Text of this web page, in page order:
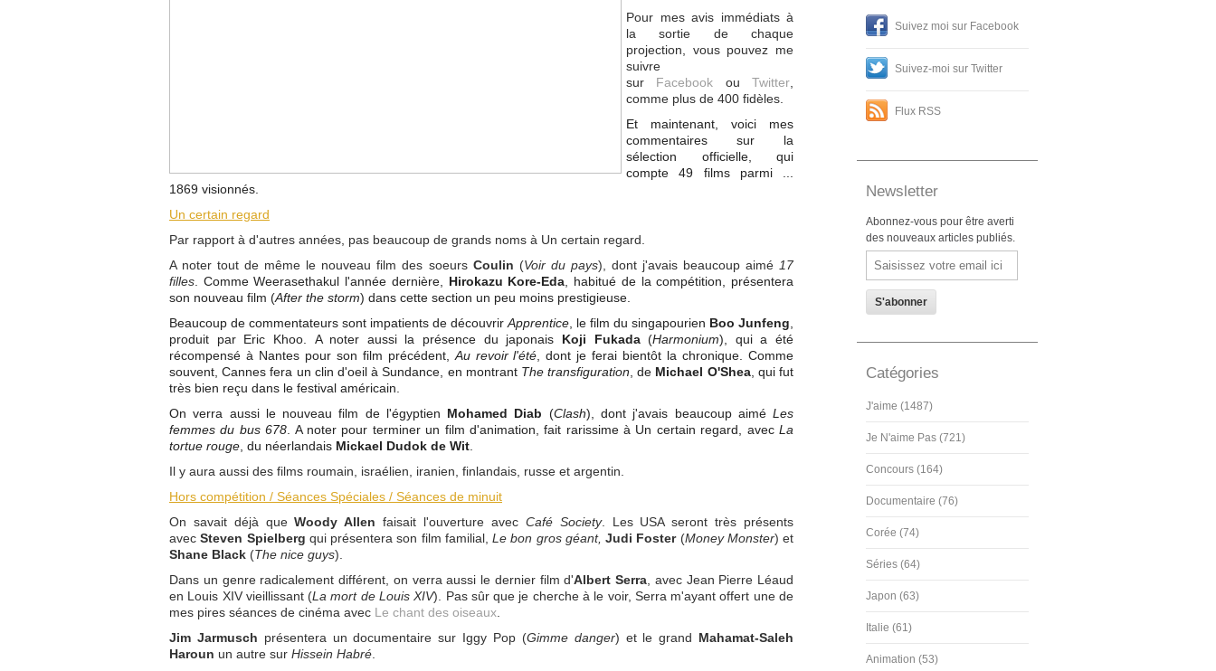
Pour mes avis immédiats à
la sortie de chaque
projection, vous pouvez me
suivre
sur Facebook ouTwitter
comme plus de 400 fidèles.
Et maintenant, voici mes
commentaires sur la
sélection officielle, qui
compte 49 films parmi ...
1869 visionnés.
Un certain regard
Par rapport à d'autres années, pas beaucoup de grands noms à Un certain regard.
A noter tout de même le nouveau film des soeurs Coulin (Voir du pays), dont j'avais beaucoup aimé 17
filles
Comme Weerasethakul l'année dernière, Hirokazu Kore-Eda , habitué de la compétition, présentera
son nouveau film (After the storm) dans cette section un peu moins prestigieuse.
Beaucoup de commentateurs sont impatients de découvrir Apprentice , le film du singapourien Boo Junfeng
produit par Eric Khoo. A noter aussi la présence du japonais Koji Fukada(Harmonium), qui a été
récompensé à Nantes pour son film précédent, Au revoir l'été , dont je ferai bientôt la chronique. Comme
souvent, Cannes fera un clin d'oeil à Sundance, en montrant The transfiguration , de Michael O'Shea, qui fut
très bien reçu dans le festival américain.
On verra aussi le nouveau film de l'égyptien Mohamed Diab (Clash), dont j'avais beaucoup aiméLes
femmes du bus 678 . A noter pour terminer un film d'animation, fait rarissime à Un certain regard, avecLa
tortue rouge , du néerlandais Mickael Dudok de Wit
Il y aura aussi des films roumain, israélien, iranien, finlandais, russe et argentin.
Hors compétition / Séances Spéciales / Séances de minuit
On savait déjà queWoody Allen faisait l'ouverture avec Café Society. Les USA seront très présents
avecSteven Spielberg qui présentera son film familial, Le bon gros géant, Judi Foster(Money Monster) et
Shane Black (The nice guys).
Dans un genre radicalement différent, on verra aussi le dernier film d'Albert Serra , avec Jean Pierre Léaud
en Louis XIV vieillissant (La mort de Louis XIV). Pas sûr que je cherche à le voir, Serra m'ayant offert une de
mes pires séances de cinéma avec Le chant des oiseaux
Jim Jarmusch présentera un documentaire sur Iggy Pop (Gimme danger) et le grand Mahamat-Saleh
Haroun un autre sur Hissein Habré
Suivez moi sur Facebook
Suivez-moi sur Twitter
Flux RSS
Newsletter
Abonnez-vous pour être averti
des nouveaux articles publiés.
Email
Catégories
J'aime (1487)
Je N'aime Pas (721)
Concours (164)
Documentaire (76)
Corée (74)
Séries (64)
Japon (63)
Italie (61)
Animation (53)